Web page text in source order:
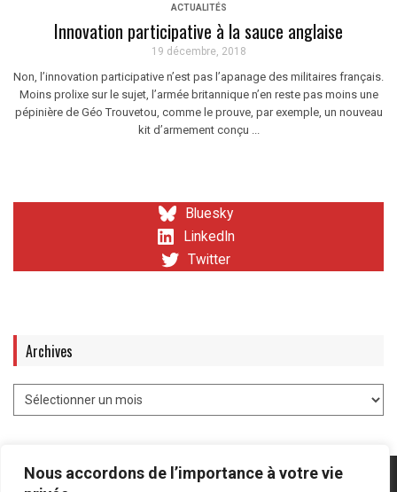
Nous accordons de l’importance à votre vie
ACTUALITÉS
Innovation participative à la sauce anglaise
19 décembre, 2018
Non, l’innovation participative n’est pas l’apanage des militaires français.
Moins prolixe sur le sujet, l’armée britannique n’en reste pas moins une
pépinière de Géo Trouvetou, comme le prouve, par exemple, un nouveau
kit d’armement conçu ...
Bluesky
LinkedIn
Twitter
Archives